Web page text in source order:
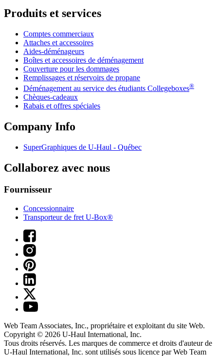
Produits et services
Comptes commerciaux
Attaches et accessoires
Aides-déménageurs
Boîtes et accessoires de déménagement
Couverture pour les dommages
Remplissages et réservoirs de propane
Déménagement au service des étudiants Collegeboxes®
Chèques-cadeaux
Rabais et offres spéciales
Company Info
SuperGraphiques de U-Haul - Québec
Collaborez avec nous
Fournisseur
Concessionnaire
Transporteur de fret U-Box®
Web Team Associates, Inc., propriétaire et exploitant du site Web.
Copyright © 2026 U-Haul International, Inc.
Tous droits réservés. Les marques de commerce et droits d'auteur de
U-Haul International, Inc. sont utilisés sous licence par Web Team